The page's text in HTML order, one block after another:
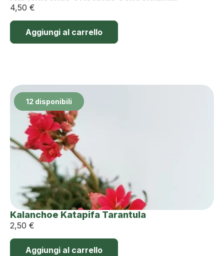
4,50 €
Aggiungi al carrello
12 disponibili
Kalanchoe Katapifa Tarantula
2,50 €
Aggiungi al carrello